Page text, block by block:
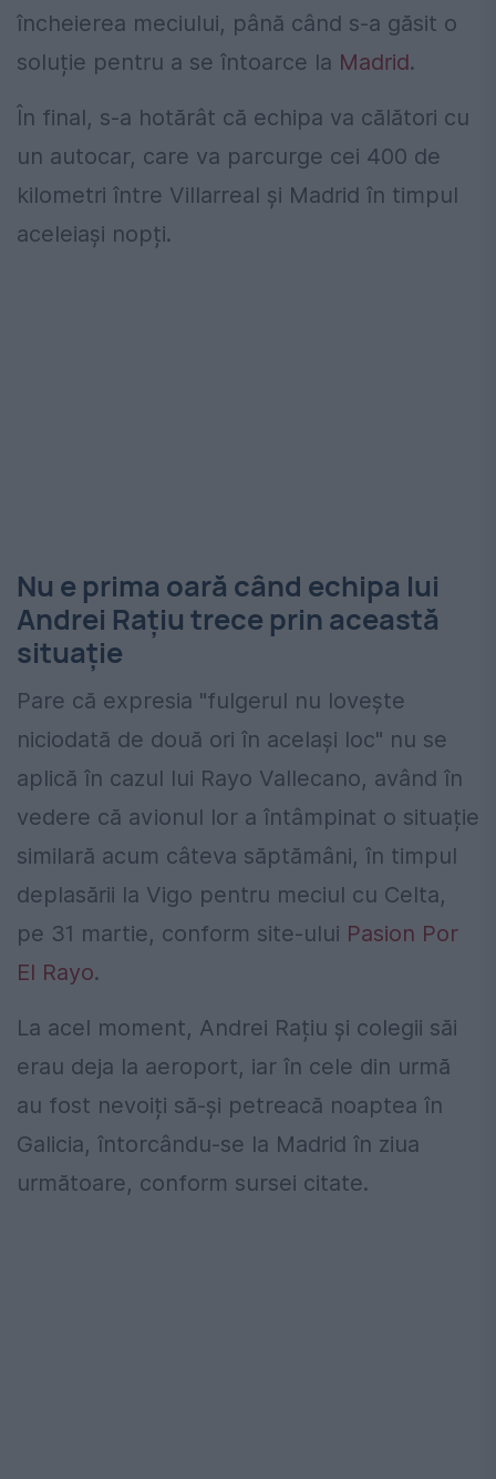
încheierea meciului, până când s-a găsit o
soluție pentru a se întoarce la Madrid.
În final, s-a hotărât că echipa va călători cu
un autocar, care va parcurge cei 400 de
kilometri între Villarreal și Madrid în timpul
aceleiași nopți.
Nu e prima oară când echipa lui
Andrei Rațiu trece prin această
situație
Pare că expresia "fulgerul nu lovește
niciodată de două ori în același loc" nu se
aplică în cazul lui Rayo Vallecano, având în
vedere că avionul lor a întâmpinat o situație
similară acum câteva săptămâni, în timpul
deplasării la Vigo pentru meciul cu Celta,
pe 31 martie, conform site-ului Pasion Por
El Rayo.
La acel moment, Andrei Rațiu și colegii săi
erau deja la aeroport, iar în cele din urmă
au fost nevoiți să-și petreacă noaptea în
Galicia, întorcându-se la Madrid în ziua
următoare, conform sursei citate.